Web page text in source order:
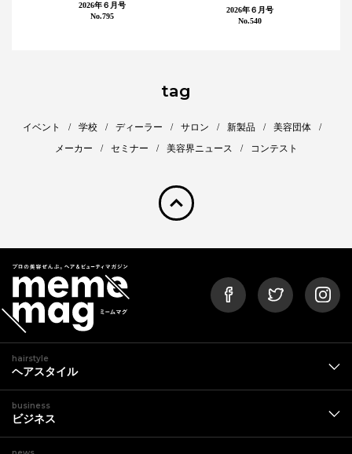
2026年６月号
No.795
2026年６月号
No.540
tag
イベント 学校 ディーラー サロン 新製品
美容団体
メーカー
セミナー 美容界ニュース コンテスト
pagetop
hairstyle
ヘアスタイル
business
ビジネス